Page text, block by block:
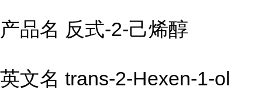
产品名 反式-2-己烯醇
英文名 trans-2-Hexen-1-ol